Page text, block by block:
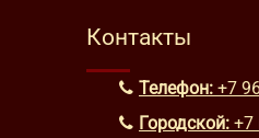
Контакты
Телефон: +7
Городской: +7